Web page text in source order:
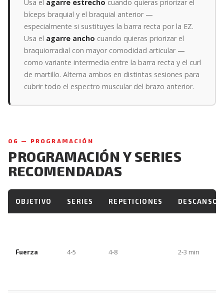
Usa el agarre estrecho cuando quieras priorizar el
bíceps braquial y el braquial anterior —
especialmente si sustituyes la barra recta por la EZ.
Usa el agarre ancho cuando quieras priorizar el
braquiorradial con mayor comodidad articular —
como variante intermedia entre la barra recta y el curl
de martillo. Alterna ambos en distintas sesiones para
cubrir todo el espectro muscular del brazo anterior.
06 — PROGRAMACIÓN
PROGRAMACIÓN Y SERIES
RECOMENDADAS
OBJETIVO SERIES REPETICIONES DESCANSO
Fuerza 4-5 4-8 2-3 min